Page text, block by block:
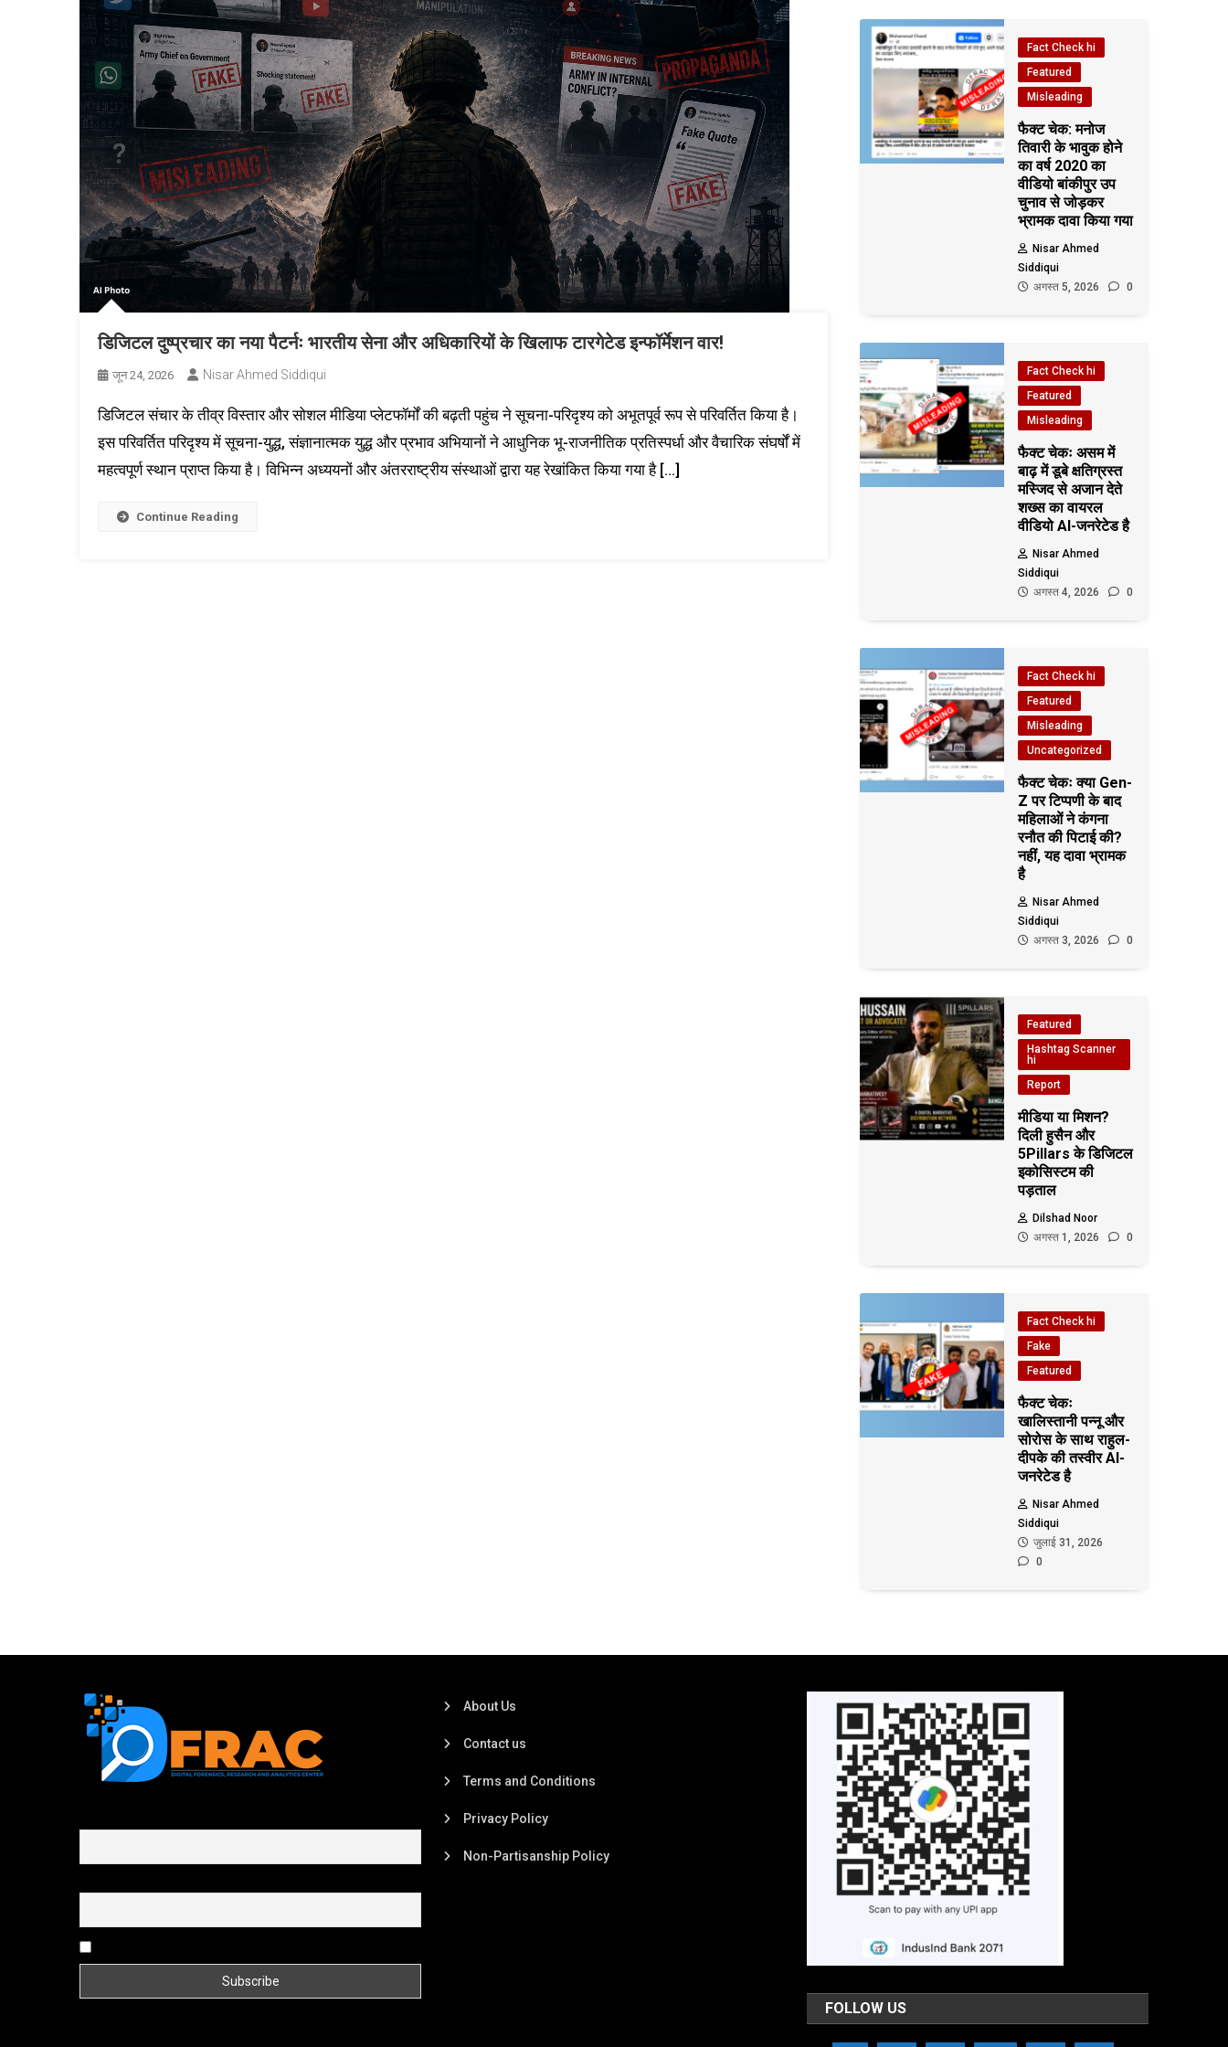
डिजिटल दुष्प्रचार का नया पैटर्नः भारतीय सेना और अधिकारियों के खिलाफ टारगेटेड इन्फॉर्मेशन वार!
जून 24, 2026 Nisar Ahmed Siddiqui
डिजिटल संचार के तीव्र विस्तार और सोशल मीडिया प्लेटफॉर्मों की बढ़ती पहुंच ने सूचना-परिदृश्य को अभूतपूर्व रूप से परिवर्तित किया है।
इस परिवर्तित परिदृश्य में सूचना-युद्ध, संज्ञानात्मक युद्ध और प्रभाव अभियानों ने आधुनिक भू-राजनीतिक प्रतिस्पर्धा और वैचारिक संघर्षों में
महत्वपूर्ण स्थान प्राप्त किया है। विभिन्न अध्ययनों और अंतरराष्ट्रीय संस्थाओं द्वारा यह रेखांकित किया गया है […]
Continue Reading
Fact Check hi
Featured
Misleading
फैक्ट चेक: मनोज
तिवारी के भावुक होने
का वर्ष 2020 का
वीडियो बांकीपुर उप
चुनाव से जोड़कर
भ्रामक दावा किया गया
Nisar Ahmed
Siddiqui
अगस्त 5, 2026
0
Fact Check hi
Featured
Misleading
फैक्ट चेकः असम में
बाढ़ में डूबे क्षतिग्रस्त
मस्जिद से अजान देते
शख्स का वायरल
वीडियो AI-जनरेटेड है
Nisar Ahmed
Siddiqui
अगस्त 4, 2026
0
Fact Check hi
Featured
Misleading
Uncategorized
फैक्ट चेकः क्या Gen-
Z पर टिप्पणी के बाद
महिलाओं ने कंगना
रनौत की पिटाई की?
नहीं, यह दावा भ्रामक
है
Nisar Ahmed
Siddiqui
अगस्त 3, 2026
0
Featured
Hashtag Scanner
hi
Report
मीडिया या मिशन?
दिली हुसैन और
5Pillars के डिजिटल
इकोसिस्टम की
पड़ताल
Dilshad Noor
अगस्त 1, 2026
0
Fact Check hi
Fake
Featured
फैक्ट चेकः
खालिस्तानी पन्नू और
सोरोस के साथ राहुल-
दीपके की तस्वीर AI-
जनरेटेड है
Nisar Ahmed
Siddiqui
जुलाई 31, 2026
0
About Us
Contact us
Terms and Conditions
Privacy Policy
Non-Partisanship Policy
FOLLOW US